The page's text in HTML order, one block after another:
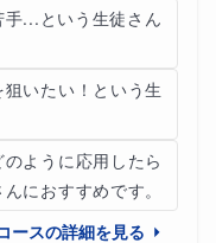
...という生徒さん
いたい！という生
ように応用したら
におすすめです。
ースの詳細を見る